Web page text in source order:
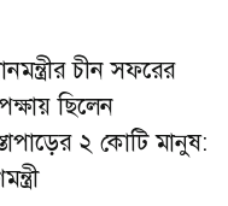
চীন সফরের
ছিলেন
২ কোটি মানুষ: